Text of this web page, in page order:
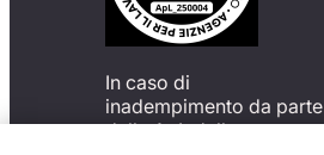
In caso di
inadempimento da parte
della ApL delle